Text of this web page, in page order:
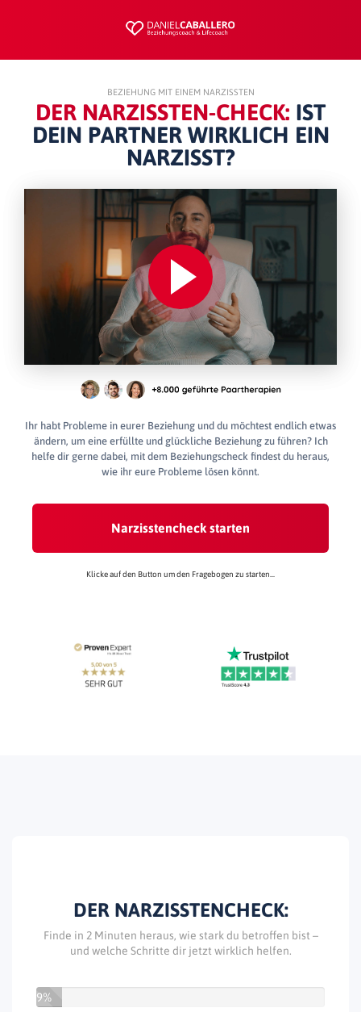
BEZIEHUNG MIT EINEM NARZISSTEN
DER NARZISSTEN-CHECK: IST
DEIN PARTNER WIRKLICH EIN
NARZISST?
Ihr habt Probleme in eurer Beziehung und du möchtest endlich etwas
ändern, um eine erfüllte und glückliche Beziehung zu führen? Ich
helfe dir gerne dabei, mit dem Beziehungscheck findest du heraus,
wie ihr eure Probleme lösen könnt.
Narzisstencheck starten
Klicke auf den Button um den Fragebogen zu starten...
DER NARZISSTENCHECK:
Finde in 2 Minuten heraus, wie stark du betroffen bist –
und welche Schritte dir jetzt wirklich helfen.
9%